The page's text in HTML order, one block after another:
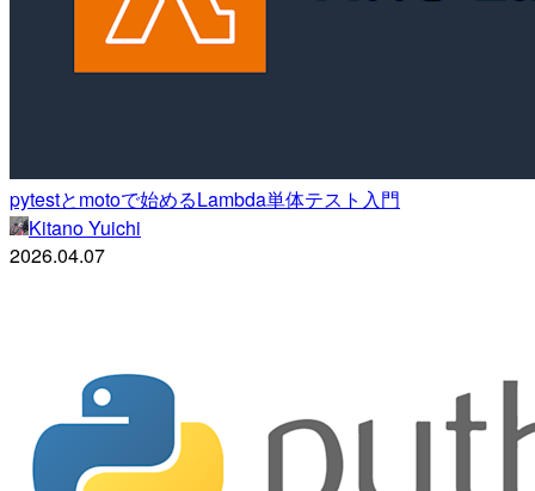
pytestとmotoで始めるLambda単体テスト入門
Kitano Yuichi
2026.04.07